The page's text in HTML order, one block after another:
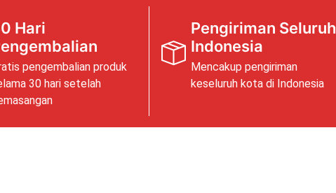
Hari
pengembalian produk
30 hari setelah
Pengiriman Seluruh
Indonesia
Mencakup pengiriman
keseluruh kota di Indonesia